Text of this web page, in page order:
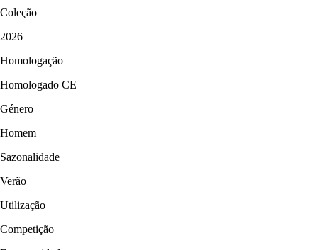
Coleção
2026
Homologação
Homologado CE
Género
Homem
Sazonalidade
Verão
Utilização
Competição